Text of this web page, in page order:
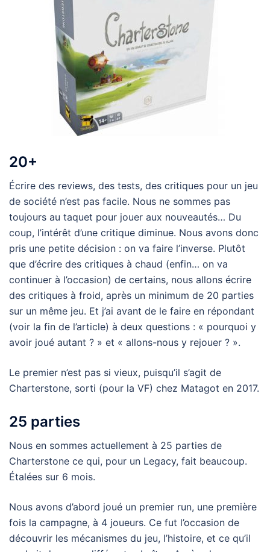
20+
Écrire des reviews, des tests, des critiques pour un jeu
de société n’est pas facile. Nous ne sommes pas
toujours au taquet pour jouer aux nouveautés… Du
coup, l’intérêt d’une critique diminue. Nous avons donc
pris une petite décision : on va faire l’inverse. Plutôt
que d’écrire des critiques à chaud (enfin… on va
continuer à l’occasion) de certains, nous allons écrire
des critiques à froid, après un minimum de 20 parties
sur un même jeu. Et j’ai avant de le faire en répondant
(voir la fin de l’article) à deux questions : « pourquoi y
avoir joué autant ? » et « allons-nous y rejouer ? ».
Le premier n’est pas si vieux, puisqu’il s’agit de
Charterstone, sorti (pour la VF) chez Matagot en 2017.
25 parties
Nous en sommes actuellement à 25 parties de
Charterstone ce qui, pour un Legacy, fait beaucoup.
Étalées sur 6 mois.
Nous avons d’abord joué un premier run, une première
fois la campagne, à 4 joueurs. Ce fut l’occasion de
découvrir les mécanismes du jeu, l’histoire, et ce qu’il